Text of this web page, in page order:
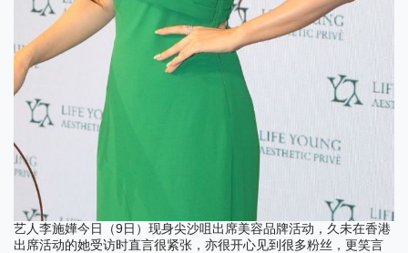
艺人李施嬅今日（9 日）现身尖沙咀出席美容品牌活动，久未在香港
出席活动的她受访时直言很紧张，亦很开心见到很多粉丝，更笑言